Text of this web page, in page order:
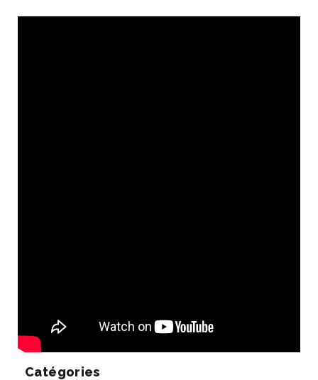
Catégories